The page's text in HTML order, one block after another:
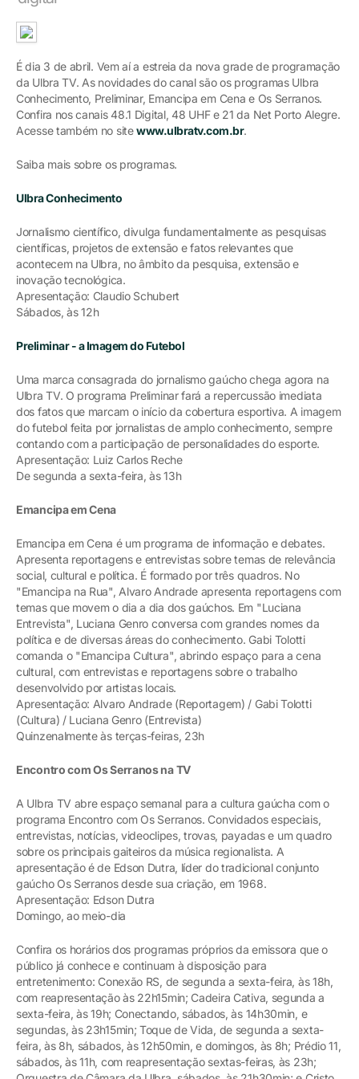
É dia 3 de abril. Vem aí a estreia da nova grade de programação
da Ulbra TV. As novidades do canal são os programas Ulbra
Conhecimento, Preliminar, Emancipa em Cena e Os Serranos.
Confira nos canais 48.1 Digital, 48 UHF e 21 da Net Porto Alegre.
Acesse também no sitewww.ulbratv.com.br.
Saiba mais sobre os programas.
Ulbra Conhecimento
Jornalismo científico, divulga fundamentalmente as pesquisas
científicas, projetos de extensão e fatos relevantes que
acontecem na Ulbra, no âmbito da pesquisa, extensão e
inovação tecnológica.
Apresentação: Claudio Schubert
Sábados, às 12h
Preliminar - a Imagem do Futebol
Uma marca consagrada do jornalismo gaúcho chega agora na
Ulbra TV. O programa Preliminar fará a repercussão imediata
dos fatos que marcam o início da cobertura esportiva. A imagem
do futebol feita por jornalistas de amplo conhecimento, sempre
contando com a participação de personalidades do esporte.
Apresentação: Luiz Carlos Reche
De segunda a sexta-feira, às 13h
Emancipa em Cena
Emancipa em Cena é um programa de informação e debates.
Apresenta reportagens e entrevistas sobre temas de relevância
social, cultural e política. É formado por três quadros. No
"Emancipa na Rua", Alvaro Andrade apresenta reportagens com
temas que movem o dia a dia dos gaúchos. Em "Luciana
Entrevista", Luciana Genro conversa com grandes nomes da
política e de diversas áreas do conhecimento. Gabi Tolotti
comanda o "Emancipa Cultura", abrindo espaço para a cena
cultural, com entrevistas e reportagens sobre o trabalho
desenvolvido por artistas locais.
Apresentação: Alvaro Andrade (Reportagem) / Gabi Tolotti
(Cultura) / Luciana Genro (Entrevista)
Quinzenalmente às terças-feiras, 23h
Encontro com Os Serranos na TV
A Ulbra TV abre espaço semanal para a cultura gaúcha com o
programa Encontro com Os Serranos. Convidados especiais,
entrevistas, notícias, videoclipes, trovas, payadas e um quadro
sobre os principais gaiteiros da música regionalista. A
apresentação é de Edson Dutra, líder do tradicional conjunto
gaúcho Os Serranos desde sua criação, em 1968.
Apresentação: Edson Dutra
Domingo, ao meio-dia
Confira os horários dos programas próprios da emissora que o
público já conhece e continuam à disposição para
entretenimento: Conexão RS, de segunda a sexta-feira, às 18h,
com reapresentação às 22h15min; Cadeira Cativa, segunda a
sexta-feira, às 19h; Conectando, sábados, às 14h30min, e
segundas, às 23h15min; Toque de Vida, de segunda a sexta-
feira, às 8h, sábados, às 12h50min, e domingos, às 8h; Prédio 11,
sábados, às 11h, com reapresentação sextas-feiras, às 23h;